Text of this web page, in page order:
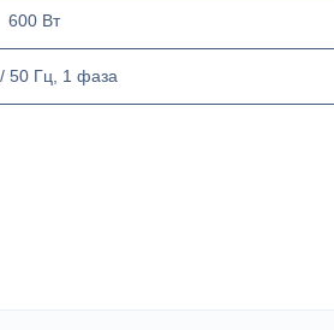
600 Вт
50 Гц, 1 фаза